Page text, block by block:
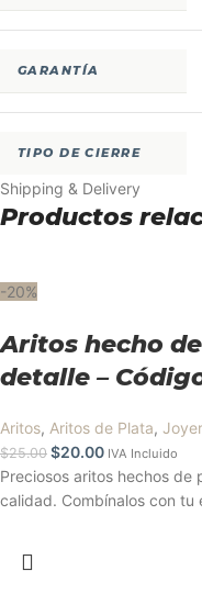
GARANTÍA
TIPO DE CIERRE
Shipping & Delivery
Productos
-20%
Aritos hecho
detalle –
Aritos, Aritos de Plata,
$25.00 $20.00 IVA Incluido
Preciosos aritos hechos
calidad. Combínalos con tu